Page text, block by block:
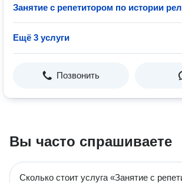
Занятие с репетитором по истории
Ещё 3 услуги
Позвонить
Вы часто спрашиваете
Сколько стоит услуга «Занятие с